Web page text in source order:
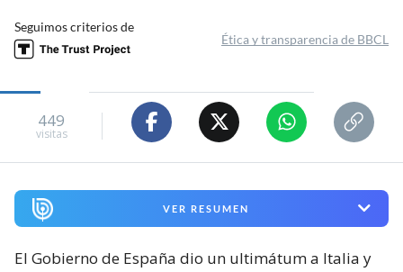
Seguimos criterios de
Ética y transparencia de BBCL
449
visitas
VER RESUMEN
El Gobierno de España dio un ultimátum a Italia y